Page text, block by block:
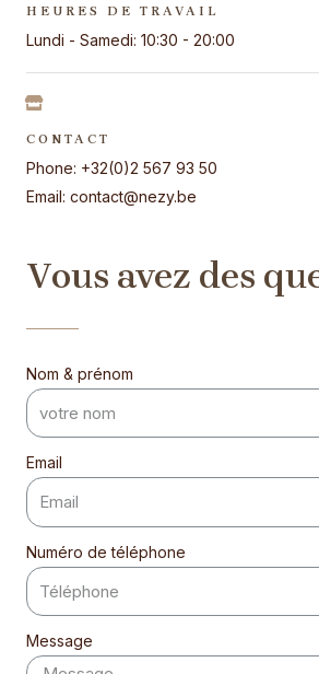
HEURES DE TRAVAIL
Lundi - Samedi: 10:30 - 20:00
CONTACT
Phone: +32(0)2 567 93 50
Email: contact@nezy.be
Vous avez des
Nom & prénom
Email
Numéro de téléphone
Message